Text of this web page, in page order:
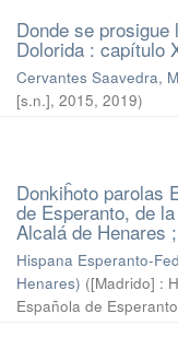
Donde se
Dolorida : capítulo
Cervantes Saavedra,
[s.n.], 2015, 2019)
Donkiĥoto parolas
de Esperanto, de
Alcalá de Henares ;
Hispana Esperanto-
Henares) ([Madrido] :
Española de